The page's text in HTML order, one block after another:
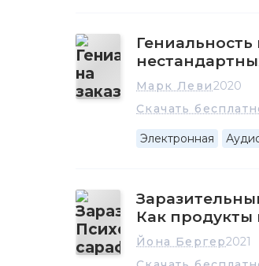
Гениальность
Марк Леви2020
Скачать
Электронная
Как продукты
Йона Бергер2021